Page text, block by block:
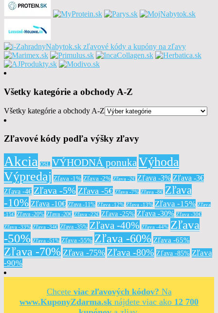
Všetky kategórie a obchody A-Z
Všetky kategórie a obchody A-Z
Zľavové kódy podľa výšky zľavy
Akcia OSL VÝHODNÁ ponukaVýhoda
Výpredaj Zľava -1% Zľava -2% Zľava -2€ Zľava -3% Zľava -3€
Zľava -4€ Zľava -5% Zľava -5€ Zľava -7% Zľava -8€ Zľava
-10% Zľava -10€ Zľava -11% Zľava -12% Zľava -13% Zľava -15% Zľava
-15€ Zľava -20% Zľava -20€ Zľava -22€ Zľava -25% Zľava -30% Zľava -30€
Zľava -33% Zľava -34€ Zľava -35% Zľava -40% Zľava -44% Zľava
-50% Zľava -51% Zľava -55% Zľava -60% Zľava -65%
Zľava -70% Zľava -75% Zľava -80% Zľava -85% Zľava
-90%
Chcete viac zľavových kódov? Na
www.KuponyZdarma.sk nájdete viac ako 12 700